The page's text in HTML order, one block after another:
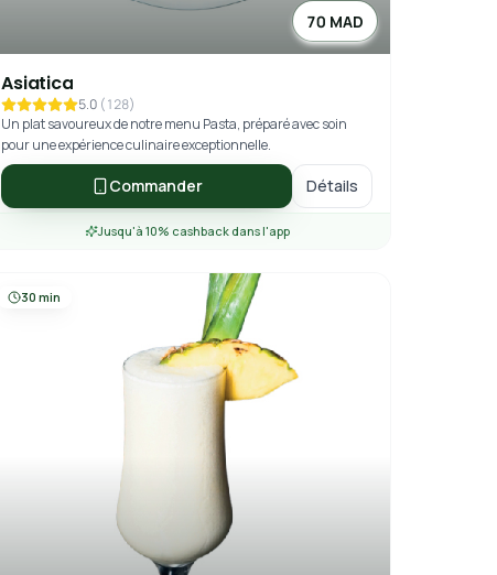
70 MAD
Asiatica
5.0 (128)
Un plat savoureux de notre menu Pasta, préparé avec soin
pour une expérience culinaire exceptionnelle.
Commander Détails
Jusqu'à 10% cashback dans l'app
30 min